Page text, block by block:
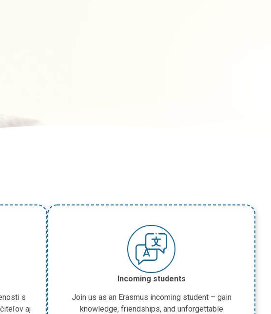
s
aj
Incoming students
Join us as an Erasmus incoming student – gain
knowledge, friendships, and unforgettable